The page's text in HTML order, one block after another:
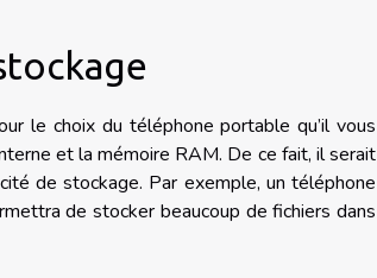
le choix du téléphone portable qu’il vous
et la mémoire RAM. De ce fait, il serait
de stockage. Par exemple, un téléphone
de stocker beaucoup de fichiers dans